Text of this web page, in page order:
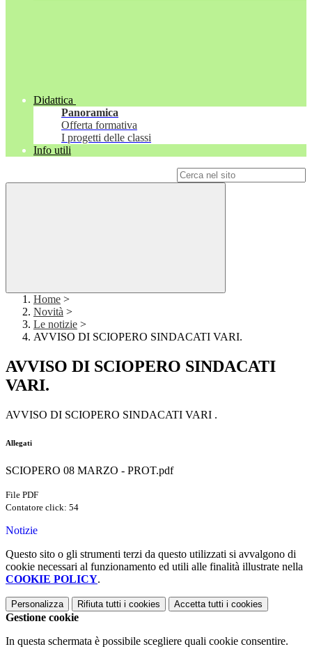
Didattica
Panoramica
Offerta formativa
I progetti delle classi
Info utili
Home >
Novità >
Le notizie >
AVVISO DI SCIOPERO SINDACATI VARI.
AVVISO DI SCIOPERO SINDACATI
VARI.
AVVISO DI SCIOPERO SINDACATI VARI .
Allegati
SCIOPERO 08 MARZO - PROT.pdf
File PDF
Contatore click: 54
Notizie
Questo sito o gli strumenti terzi da questo utilizzati si avvalgono di
cookie necessari al funzionamento ed utili alle finalità illustrate nella
COOKIE POLICY.
Personalizza Rifiuta tutti i cookies Accetta tutti i cookies
Gestione cookie
In questa schermata è possibile scegliere quali cookie consentire.